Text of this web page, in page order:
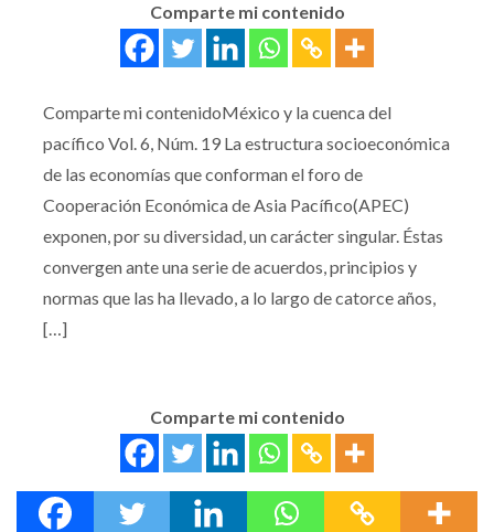
Comparte mi contenido
Comparte mi contenidoMéxico y la cuenca del
pacífico Vol. 6, Núm. 19 La estructura socioeconómica
de las economías que conforman el foro de
Cooperación Económica de Asia Pacífico(APEC)
exponen, por su diversidad, un carácter singular. Éstas
convergen ante una serie de acuerdos, principios y
normas que las ha llevado, a lo largo de catorce años,
[…]
Comparte mi contenido